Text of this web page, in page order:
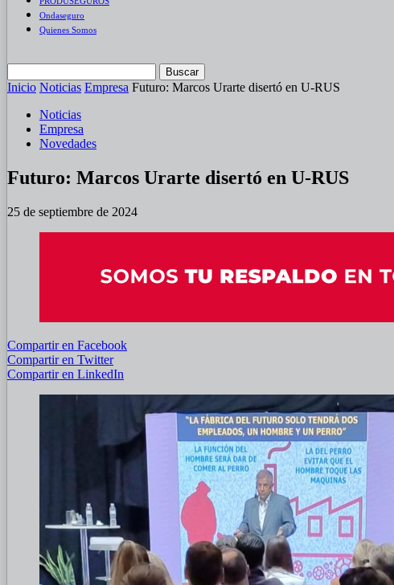
Ondaseguro
Quienes Somos
Inicio Noticias Empresa Futuro: Marcos Urarte disertó en U-RUS
Noticias
Empresa
Novedades
Futuro: Marcos Urarte disertó en U-RUS
25 de septiembre de 2024
Compartir en Facebook
Compartir en Twitter
Compartir en LinkedIn